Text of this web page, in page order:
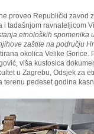
proveo Republički zavod
tadašnjom ravnateljicom
etnoloških spomenika
zaštite na području
okolica Velike Gorice.
viša kustosica
u Zagrebu, Odsjek za
terenu pedeset godina